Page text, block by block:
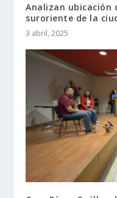
Analizan ubicación
suroriente de la
3 abril, 2025